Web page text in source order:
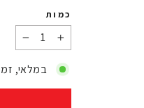
כמות
−
+
במלאי,